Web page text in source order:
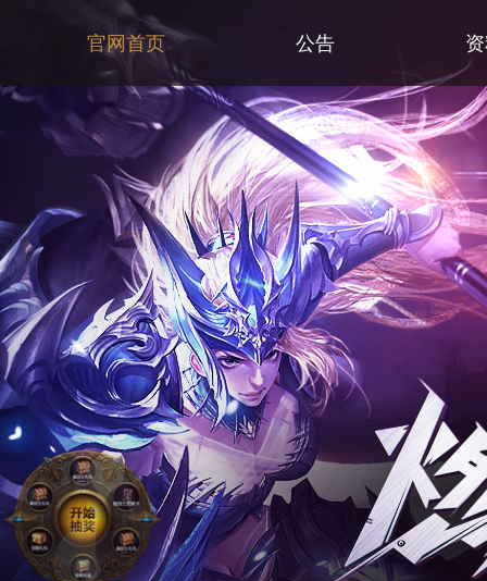
官网首页 公告